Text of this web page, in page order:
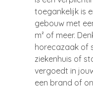
toegankelijk is
gebouw met
m² of meer.
horecazaak of
ziekenhuis of
vergoedt in
een brand of